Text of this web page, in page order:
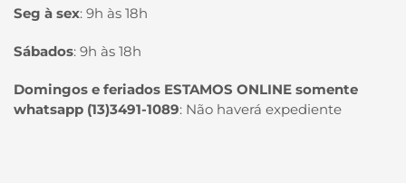
Seg à sex: 9h às 18h
Sábados: 9h às 18h
Domingos e feriados ESTAMOS ONLINE somente
whatsapp (13)3491-1089: Não haverá expediente